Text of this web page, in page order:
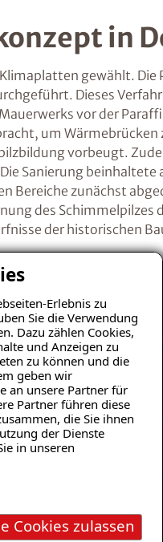
Erlebnis zu
Sie die Verwendung
Dazu zählen Cookies,
und Anzeigen zu
zu können und die
geben wir
an unsere Partner für
Partner führen diese
die Sie ihnen
der Dienste
in unseren
Cookies zulassen
in
gewählt.
Dieses
vor der
um
vorbeugt.
Sanierung beinhaltete
Bereiche zunächst
des Schimmelpilzes
der historischen
in Dortmund sind
Glanz und bieten ein
schätzen besonders
sondern auch ein
des ISOTEC-
wieder bedenkenlos